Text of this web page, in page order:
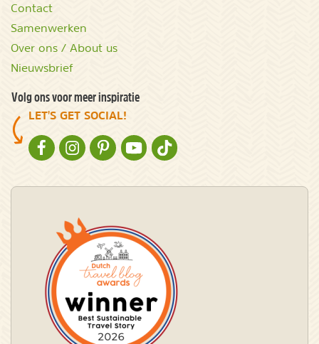
Contact
Samenwerken
Over ons / About us
Nieuwsbrief
Volg ons voor meer inspiratie
LET'S GET SOCIAL!
NATURESCANNER OP FACEBOOK
NATURESCANNER OP INSTAGRAM
NATURESCANNER OP PINTEREST
NATURESCANNER OP YOUTUBE
NATURESCANNER OP TIKTOK